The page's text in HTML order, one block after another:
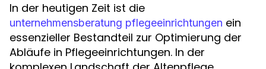
In der heutigen Zeit ist die
unternehmensberatung pflegeeinrichtungen ein
essenzieller Bestandteil zur Optimierung der
Abläufe in Pflegeeinrichtungen. In der